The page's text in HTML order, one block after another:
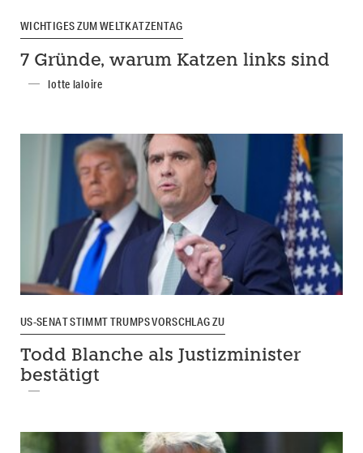
WICHTIGES ZUM WELTKATZENTAG
7 Gründe, warum Katzen links sind
lotte laloire
US-SENAT STIMMT TRUMPS VORSCHLAG ZU
Todd Blanche als Justizminister
bestätigt